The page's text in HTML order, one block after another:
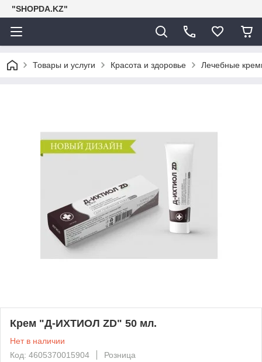
"SHOPDA.KZ"
Товары и услуги Красота и здоровье Лечебные
Крем "Д-ИХТИОЛ ZD" 50 мл.
Нет в наличии
Код: 4605370015904
Розница